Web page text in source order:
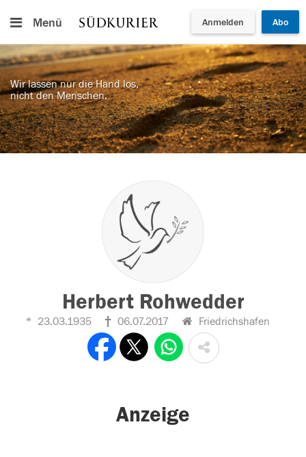
Menü Anmelden Abo
Wir lassen nur die Hand los,
nicht den Menschen.
Herbert Rohwedder
23.03.1935 06.07.2017 Friedrichshafen
Anzeige